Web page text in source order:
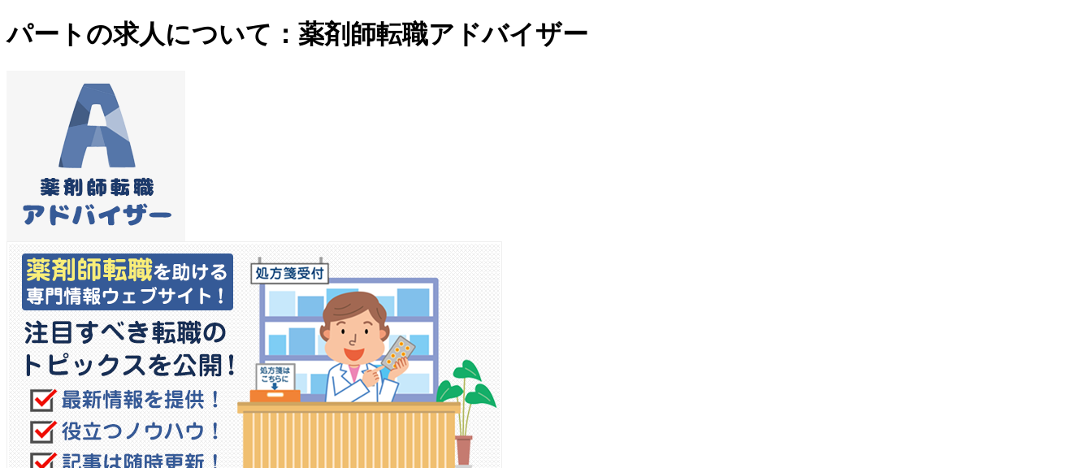
パートの求人について：薬剤師転職アドバイザー